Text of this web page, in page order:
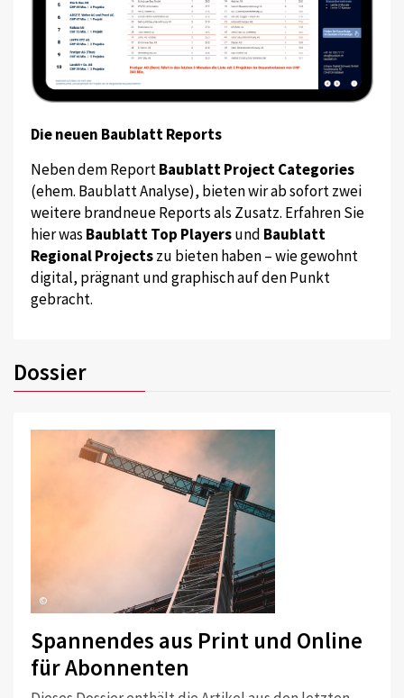
Die neuen Baublatt Reports
Neben dem ReportBaublatt Project Categories
(ehem. Baublatt Analyse), bieten wir ab sofort zwei
weitere brandneue Reports als Zusatz. Erfahren Sie
hier was Baublatt Top Playersund Baublatt
Regional Projectszu bieten haben – wie gewohnt
digital, prägnant und graphisch auf den Punkt
gebracht.
Dossier
©
Spannendes aus Print und Online
für Abonnenten